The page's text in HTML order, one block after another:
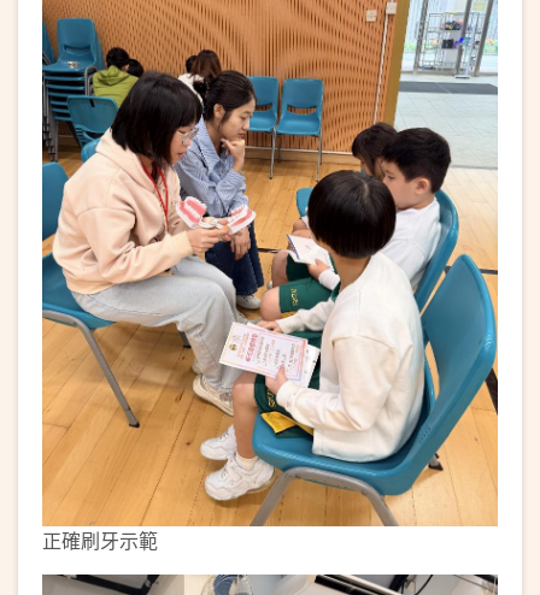
正確刷牙示範